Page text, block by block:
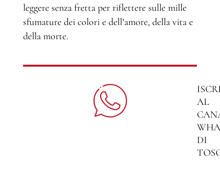
leggere senza fretta per riflettere sulle mille
sfumature dei colori e dell’amore, della vita e
della morte.
AL
DI